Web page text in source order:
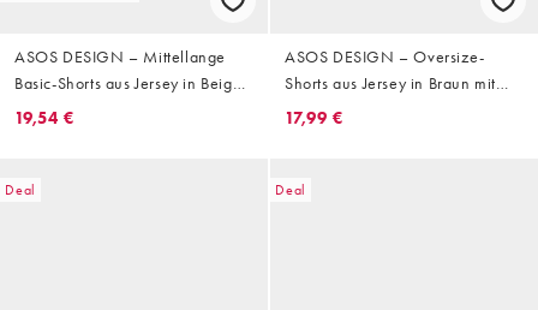
ASOS DESIGN – Mittellange
Basic-Shorts aus Jersey in Beige
mit Oversize-Schnitt
19,54 €
ASOS DESIGN – Oversize-
Shorts aus Jersey in Braun mit
Waffelstruktur und kurzem
17,99 €
Deal Deal